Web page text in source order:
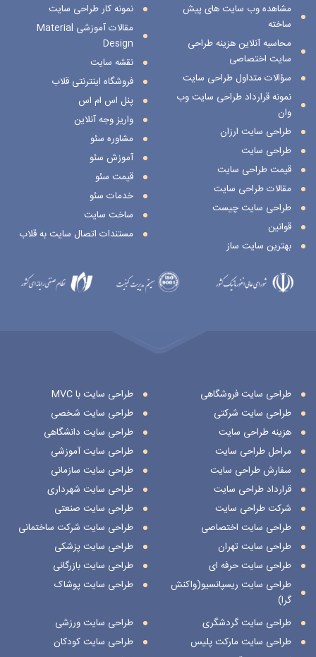
نمونه کار طراحی سایت
مقالات آموزشی Material
Design
نقشه سایت
فروشگاه اینترنتی قلاب
پنل اس ام اس
واریز وجه آنلاین
مشاوره سئو
آموزش سئو
قیمت سئو
خدمات سئو
ساخت سایت
مستندات اتصال سایت به قلاب
مشاهده وب سایت های پیش
ساخته
محاسبه آنلاین هزینه طراحی
سایت اختصاصی
سؤالات متداول طراحی سایت
نمونه قرارداد طراحی سایت وب
وان
طراحی سایت ارزان
طراحی سایت
قیمت طراحی سایت
مقالات طراحی سایت
طراحی سایت چیست
قوانین
بهترین سایت ساز
طراحی سایت فروشگاهی
طراحی سایت شرکتی
هزینه طراحی سایت
مراحل طراحی سایت
سفارش طراحی سایت
قرارداد طراحی سایت
شرکت طراحی سایت
طراحی سایت اختصاصی
طراحی سایت تهران
طراحی سایت حرفه ای
طراحی سایت ریسپانسیو(واکنش
گرا)
طراحی سایت با MVC
طراحی سایت شخصی
طراحی سایت دانشگاهی
طراحی سایت آموزشی
طراحی سایت سازمانی
طراحی سایت شهرداری
طراحی سایت صنعتی
طراحی سایت شرکت ساختمانی
طراحی سایت پزشکی
طراحی سایت بازرگانی
طراحی سایت پوشاک
طراحی سایت گردشگری
طراحی سایت مارکت پلیس
طراحی سایت ورزشی
طراحی سایت کودکان